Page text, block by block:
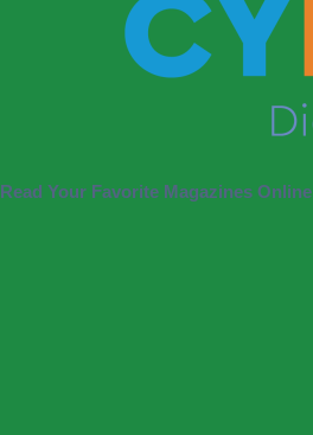
Read Your Favorite Magazines Online